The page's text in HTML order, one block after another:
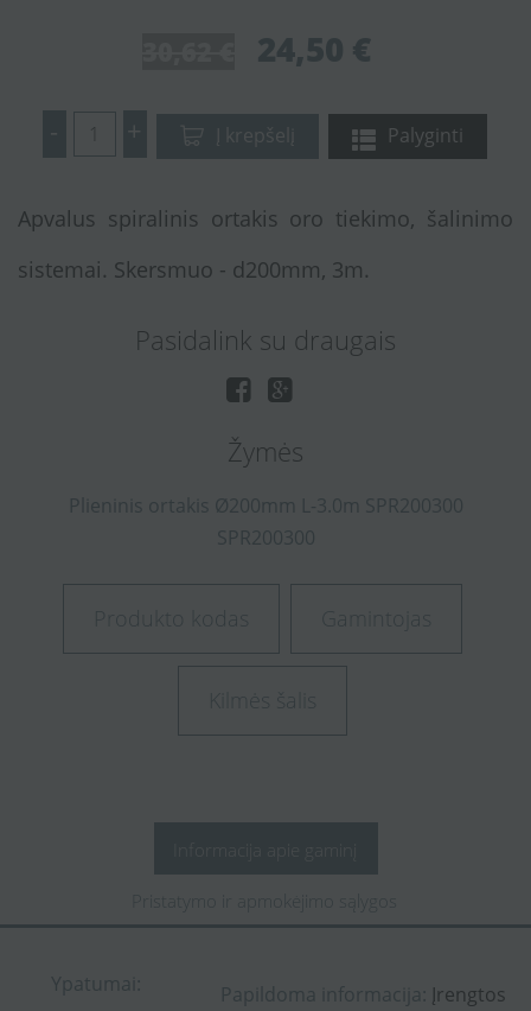
24,50 €
- + Į krepšelį Palyginti
Apvalus spiralinis ortakis oro tiekimo, šalinimo
sistemai. Skersmuo - d200mm, 3m.
Pasidalink su draugais
Žymės
Plieninis ortakis Ø200mm L-3.0m SPR200300
SPR200300
Produkto kodas Gamintojas
Kilmės šalis
Pristatymo ir apmokėjimo sąlygos
Ypatumai:
Papildoma informacija: Įrengtos